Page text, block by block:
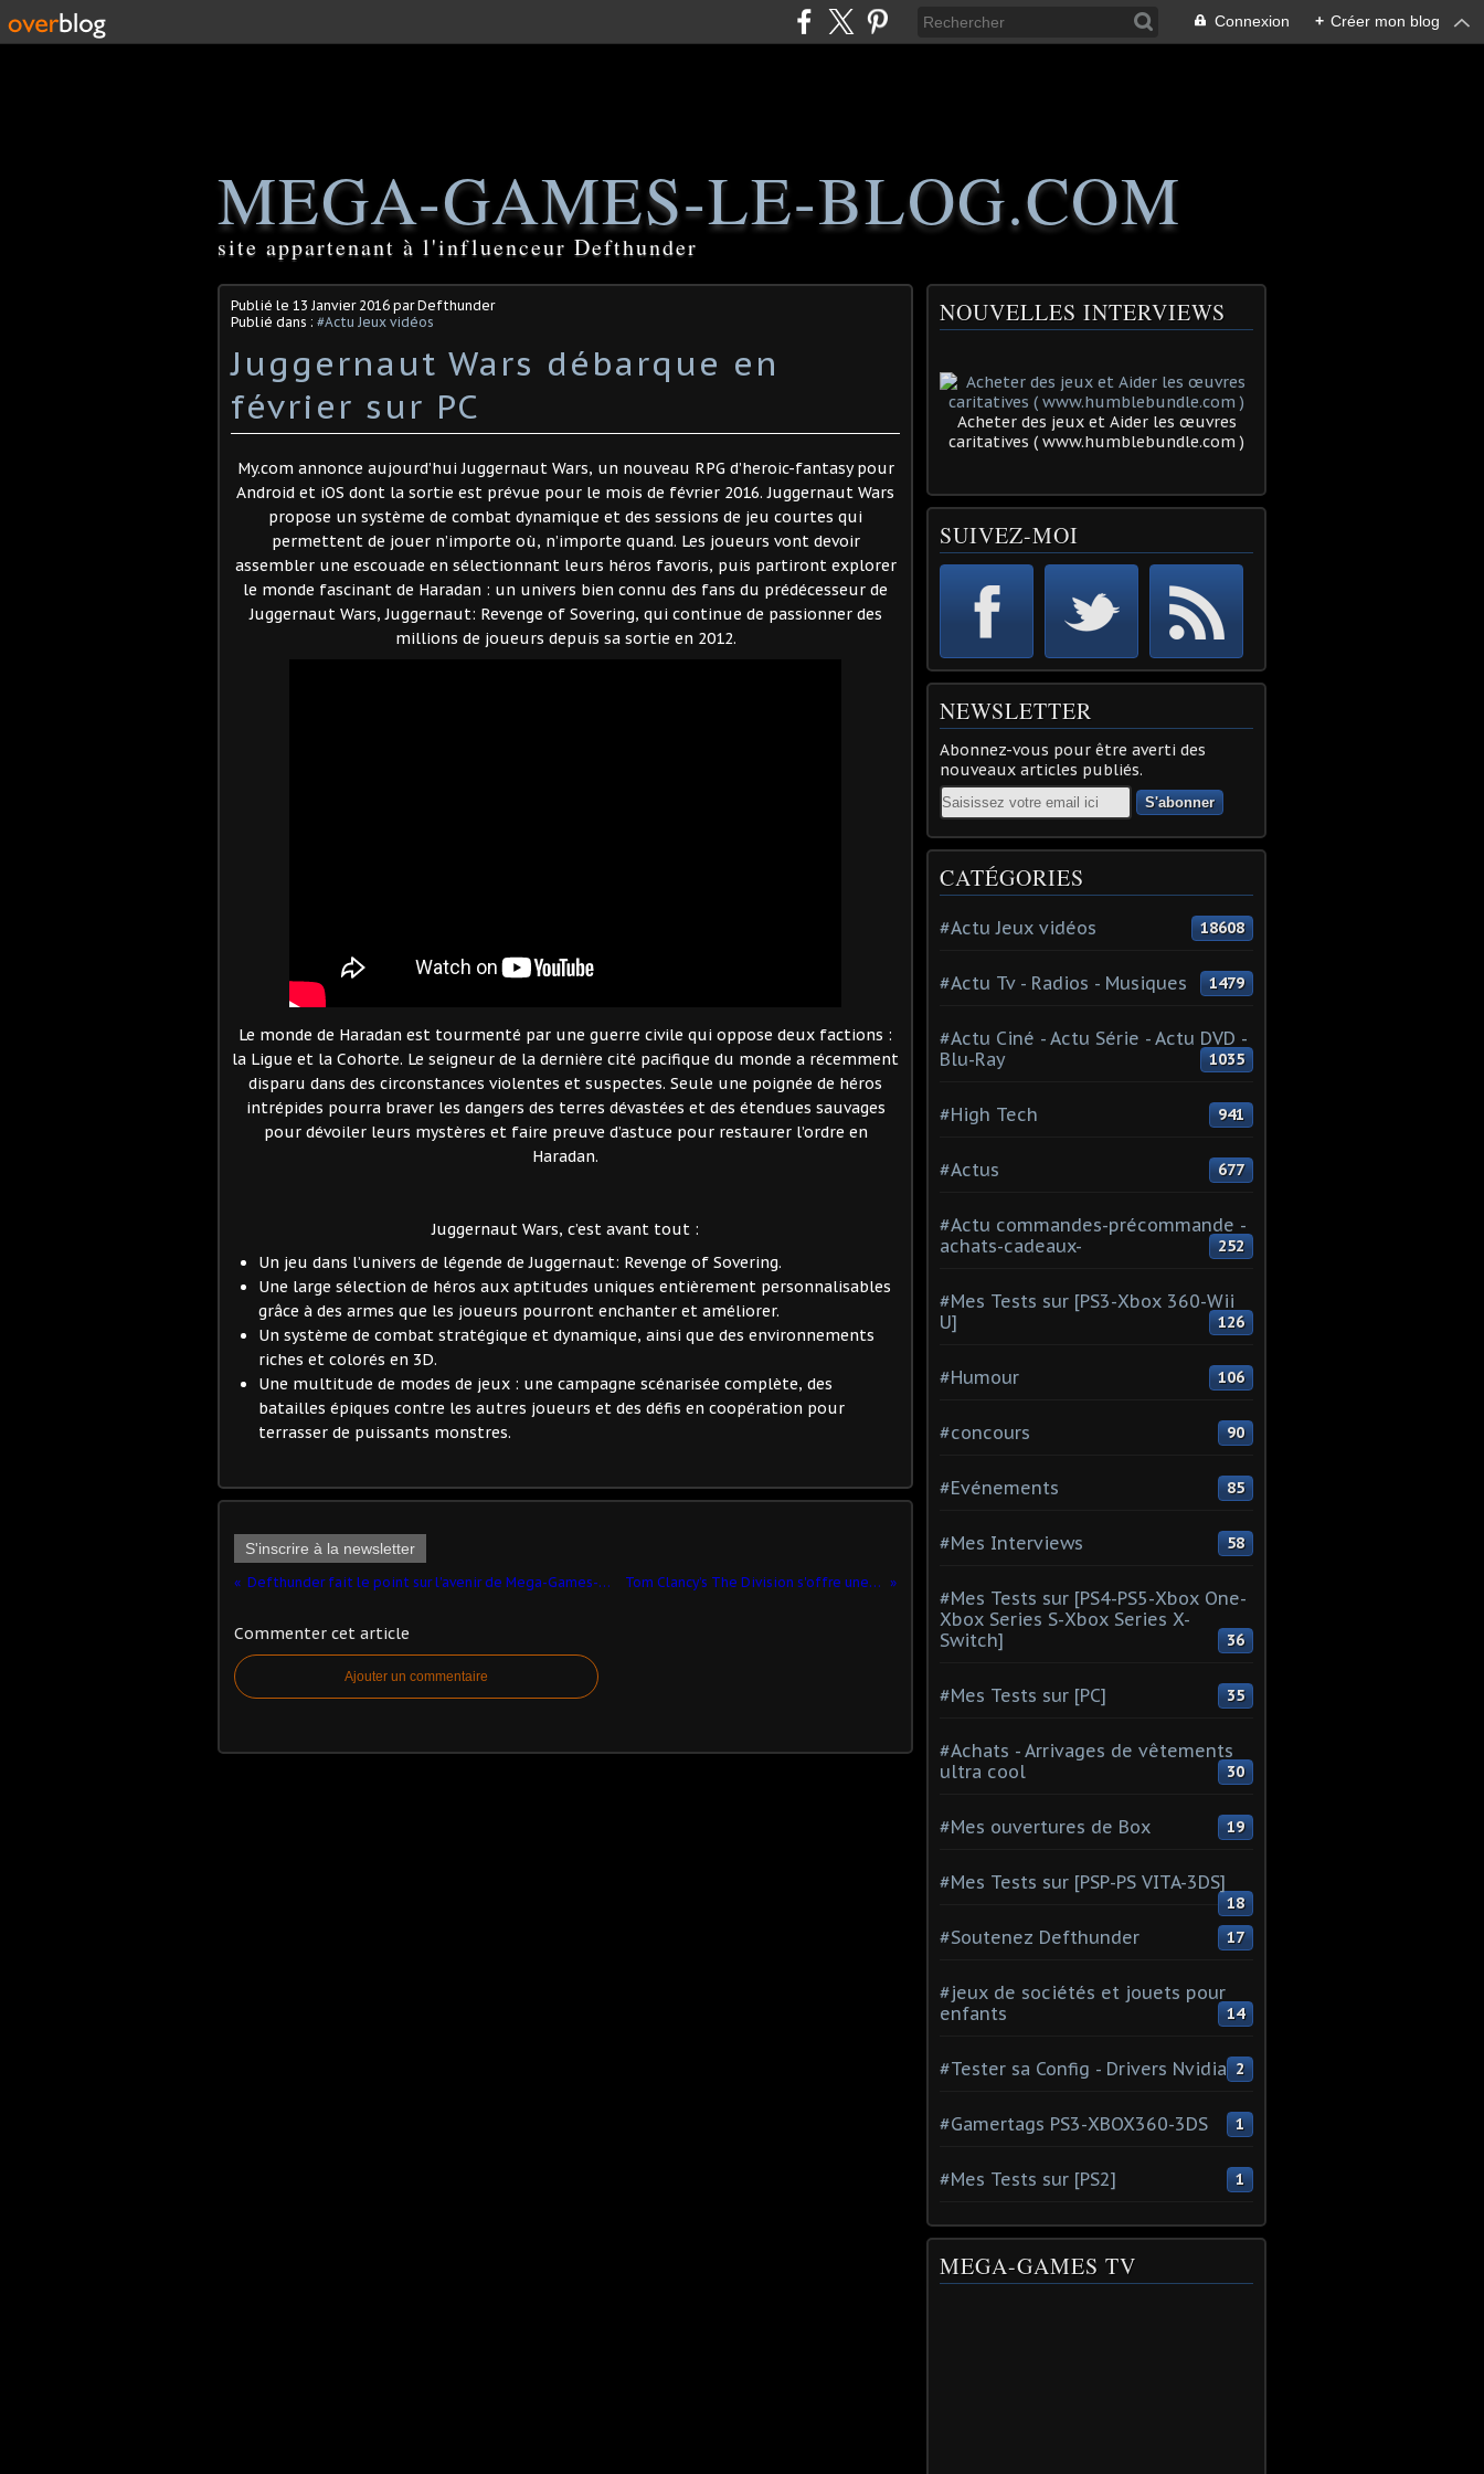
Connexion + Créer mon blog
MEGA-GAMES-LE-BLOG.COM
site appartenant à l'influenceur Defthunder
Publié le 13 Janvier 2016 par Defthunder
Publié dans : #Actu Jeux vidéos
Juggernaut Wars débarque en
février sur PC
My.com annonce aujourd’hui Juggernaut Wars, un nouveau RPG d’heroic-fantasy pour
Android et iOS dont la sortie est prévue pour le mois de février 2016. Juggernaut Wars
propose un système de combat dynamique et des sessions de jeu courtes qui
permettent de jouer n’importe où, n’importe quand. Les joueurs vont devoir
assembler une escouade en sélectionnant leurs héros favoris, puis partiront explorer
le monde fascinant de Haradan : un univers bien connu des fans du prédécesseur de
Juggernaut Wars, Juggernaut: Revenge of Sovering, qui continue de passionner des
millions de joueurs depuis sa sortie en 2012.
Le monde de Haradan est tourmenté par une guerre civile qui oppose deux factions :
la Ligue et la Cohorte. Le seigneur de la dernière cité pacifique du monde a récemment
disparu dans des circonstances violentes et suspectes. Seule une poignée de héros
intrépides pourra braver les dangers des terres dévastées et des étendues sauvages
pour dévoiler leurs mystères et faire preuve d’astuce pour restaurer l’ordre en
Haradan.
Juggernaut Wars, c’est avant tout :
Un jeu dans l’univers de légende de Juggernaut: Revenge of Sovering.
Une large sélection de héros aux aptitudes uniques entièrement personnalisables
grâce à des armes que les joueurs pourront enchanter et améliorer.
Un système de combat stratégique et dynamique, ainsi que des environnements
riches et colorés en 3D.
Une multitude de modes de jeux : une campagne scénarisée complète, des
batailles épiques contre les autres joueurs et des défis en coopération pour
terrasser de puissants monstres.
S'inscrire à la newsletter
Defthunder fait le point sur l'avenir de Mega-Games-Le-Blog et sur sa vie Tom Clancy’s The Division s'offre une nouvelle vidéo
Commenter cet article
Ajouter un commentaire
NOUVELLES INTERVIEWS
Acheter des jeux et Aider les œuvres
caritatives ( www.humblebundle.com )
SUIVEZ-MOI
NEWSLETTER
Abonnez-vous pour être averti des
nouveaux articles publiés.
Email
CATÉGORIES
#Actu Jeux vidéos 18608
#Actu Tv - Radios - Musiques 1479
#Actu Ciné - Actu Série - Actu DVD -
Blu-Ray
1035
#High Tech 941
#Actus 677
#Actu commandes-précommande -
achats-cadeaux-
252
#Mes Tests sur [PS3-Xbox 360-Wii
U]
126
#Humour 106
#concours 90
#Evénements 85
#Mes Interviews 58
#Mes Tests sur [PS4-PS5-Xbox One-
Xbox Series S-Xbox Series X-
Switch]
36
#Mes Tests sur [PC] 35
#Achats - Arrivages de vêtements
ultra cool
30
#Mes ouvertures de Box 19
#Mes Tests sur [PSP-PS VITA-3DS]
18
#Soutenez Defthunder 17
#jeux de sociétés et jouets pour
enfants
14
#Tester sa Config - Drivers Nvidia 2
#Gamertags PS3-XBOX360-3DS 1
#Mes Tests sur [PS2] 1
MEGA-GAMES TV